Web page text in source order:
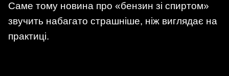
Саме тому новина про «бензин зі спиртом»
звучить набагато страшніше, ніж виглядає на
практиці.